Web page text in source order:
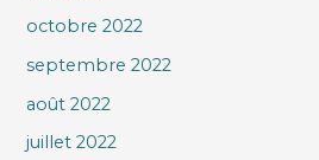
octobre 2022
septembre 2022
août 2022
juillet 2022